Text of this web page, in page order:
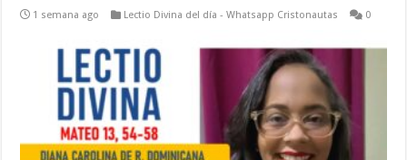
1 semana ago Lectio Divina del día - Whatsapp Cristonautas 0